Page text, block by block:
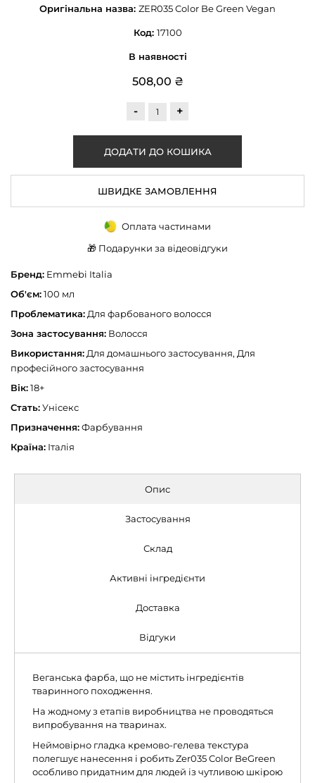
Оригінальна назва: ZER035 Color Be Green Vegan
Код: 17100
В наявності
508,00 ₴
- +
ШВИДКЕ ЗАМОВЛЕННЯ
Оплата частинами
🎁 Подарунки за відеовідгуки
Бренд: Emmebi Italia
Об'єм:100 мл
Проблематика: Для фарбованого волосся
Зона застосування: Волосся
Використання: Для домашнього застосування, Для
професійного застосування
Вік:18+
Стать:Унісекс
Призначення:Фарбування
Країна: Італія
Опис
Застосування
Склад
Активні інгредієнти
Доставка
Відгуки
Веганська фарба, що не містить інгредієнтів
тваринного походження.
На жодному з етапів виробництва не проводяться
випробування на тваринах.
Неймовірно гладка кремово-гелева текстура
полегшує нанесення і робить Zer035 Color BeGreen
особливо придатним для людей із чутливою шкірою